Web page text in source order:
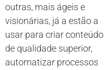
outras, mais ágeis e
visionárias, já a estão a
usar para criar conteúdo
de qualidade superior,
automatizar processos